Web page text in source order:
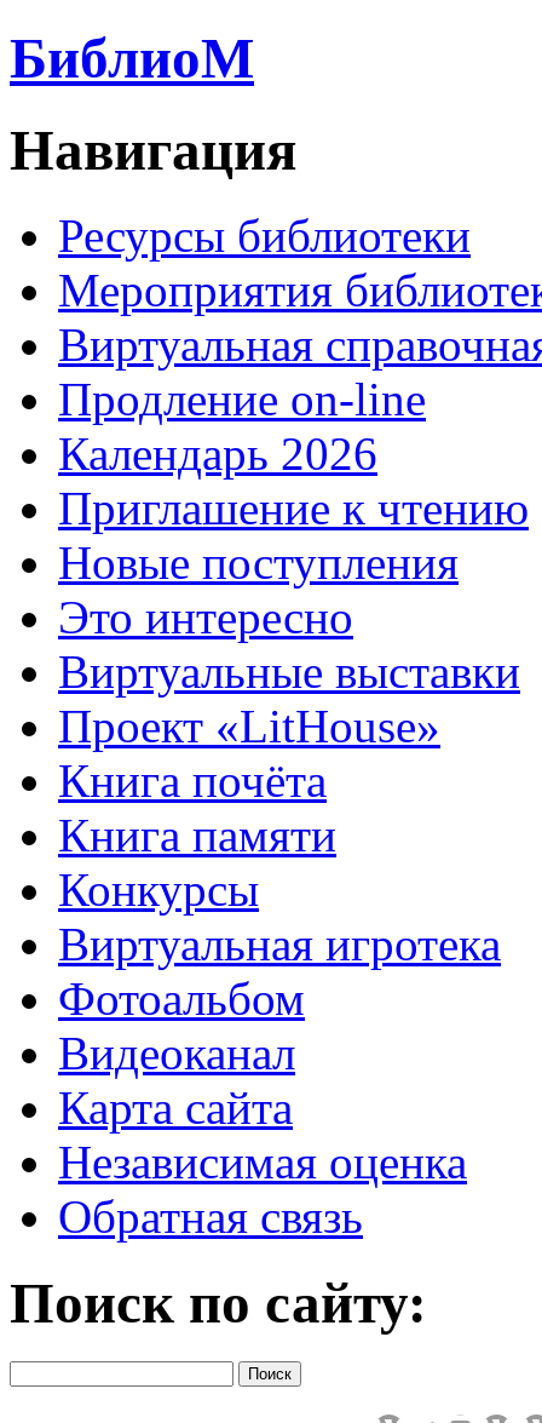
БиблиоМ
Навигация
Ресурсы библиотеки
Мероприятия
Виртуальная
Продление on-line
Календарь 2026
Приглашение к чтению
Новые поступления
Это интересно
Виртуальные выставки
Проект «LitHouse»
Книга почёта
Книга памяти
Конкурсы
Виртуальная игротека
Фотоальбом
Видеоканал
Карта сайта
Независимая оценка
Обратная связь
Поиск по сайту: